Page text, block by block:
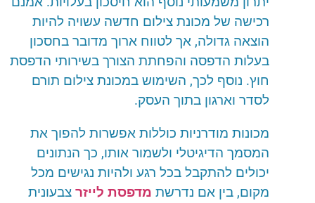
רכישה של מכונת צילום חדשה עשויה להיות
הוצאה גדולה, אך לטווח ארוך מדובר בחסכון
בעלות הדפסה והפחתת הצורך בשירותי הדפסת
חוץ. נוסף לכך, השימוש במכונת צילום תורם
לסדר וארגון בתוך העסק.
מכונות מודרניות כוללות אפשרות להפוך את
המסמך הדיגיטלי ולשמור אותו, כך הנתונים
יכולים להתקבל בכל רגע ולהיות נגישים מכל
מקום, בין אם נדרשת מדפסת לייזר צבעונית